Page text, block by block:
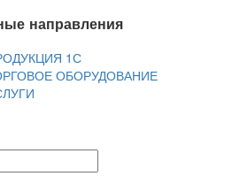
направления
1С
ОБОРУДОВАНИЕ